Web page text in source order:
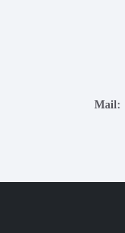
Mail: